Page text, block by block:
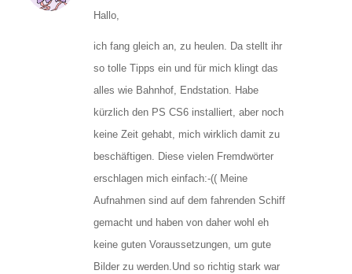
Hallo,
ich fang gleich an, zu heulen. Da stellt ihr
so tolle Tipps ein und für mich klingt das
alles wie Bahnhof, Endstation. Habe
kürzlich den PS CS6 installiert, aber noch
keine Zeit gehabt, mich wirklich damit zu
beschäftigen. Diese vielen Fremdwörter
erschlagen mich einfach:-(( Meine
Aufnahmen sind auf dem fahrenden Schiff
gemacht und haben von daher wohl eh
keine guten Voraussetzungen, um gute
Bilder zu werden.Und so richtig stark war